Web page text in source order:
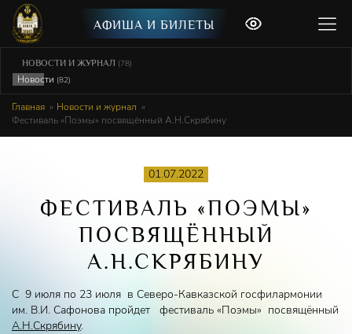
АФИША И БИЛЕТЫ
НОВОСТИ И ЖУРНАЛ (78)
Новости (82)
Главная
Новости и журнал
Фестиваль «Поэмы» посвящённый А.Н.Скрябину
01.07.2022
ФЕСТИВАЛЬ «ПОЭМЫ»
ПОСВЯЩЁННЫЙ
А.Н.СКРЯБИНУ
С 9 июля по 23 июля в Северо-Кавказской госфилармонии
им. В.И. Сафонова пройдет фестиваль «Поэмы» посвящённый
А.Н.Скрябину.